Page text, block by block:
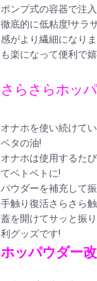
ポンプ式の容器で注
徹底的に低粘度!サラ
感がより繊細になり
も楽になって便利で
さらさらホッ
オナホを使い続けて
ベタの油!
オナホは使用するた
てベトベトに!
パウダーを補充して
手触り復活さらさら
蓋を開けてサッと振
利グッズです!
ホッパウダー改